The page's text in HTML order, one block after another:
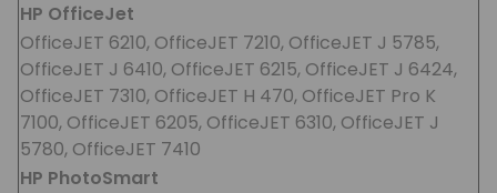
HP OfficeJet
OfficeJET 6210, OfficeJET 7210, OfficeJET J 5785,
OfficeJET J 6410, OfficeJET 6215, OfficeJET J 6424,
OfficeJET 7310, OfficeJET H 470, OfficeJET Pro K
7100, OfficeJET 6205, OfficeJET 6310, OfficeJET J
5780, OfficeJET 7410
HP PhotoSmart